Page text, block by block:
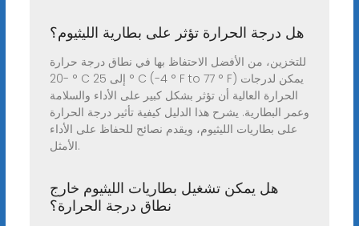
هل درجة الحرارة تؤثر على بطارية الليثيوم؟
للتخزين، من الأفضل الاحتفاظ بها في نطاق درجة حرارة
-20 ° C إلى 25 ° C (-4 ° F to 77 ° F) يمكن لدرجات
الحرارة العالية أن تؤثر بشكل كبير على الأداء والسلامة
وعمر البطارية. يشرح هذا الدليل كيفية تأثير درجة الحرارة
على بطاريات الليثيوم، ويقدم نصائح للحفاظ على الأداء
الأمثل.
هل يمكن تشغيل بطاريات الليثيوم خارج
نطاق درجة الحرارة؟